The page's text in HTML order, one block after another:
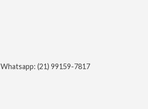
Whatsapp: (21) 99159-7817